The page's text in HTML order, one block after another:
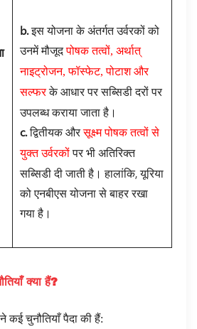
b.इस योजना के अंतर्गत उर्वरकों को
उनमें मौजूदपोषक तत्वों, अर्थात्
नाइट्रोजन, फॉस्फेट, पोटाश और
सल्फरके आधार पर सब्सिडी दरों पर
उपलब्ध कराया जाता है।
c.द्वितीयक औरसूक्ष्म पोषक तत्वों से
युक्त उर्वरकोंपर भी अतिरिक्त
सब्सिडी दी जाती है। हालांकि, यूरिया
को एनबीएस योजना से बाहर रखा
गया है।
क्या हैं?
कई चुनौतियाँ पैदा की हैं: